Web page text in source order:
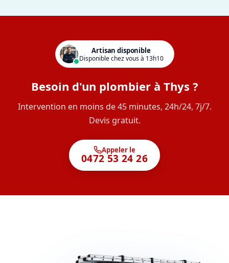
Artisan disponible
Disponible chez vous à 13h10
Besoin d'un plombier à Thys ?
Intervention en moins de 45 minutes, 24h/24, 7j/7.
Devis gratuit.
Appeler le
0472 53 24 26